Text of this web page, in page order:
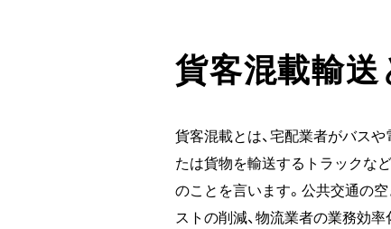
貨客混載輸送
貨客混載とは、宅配業者がバスや
たは貨物を輸送するトラックな
のことを言います。公共交通の
ストの削減、物流業者の業務効率